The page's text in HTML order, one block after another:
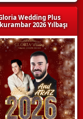
Wedding Plus
2026 Yılbaşı